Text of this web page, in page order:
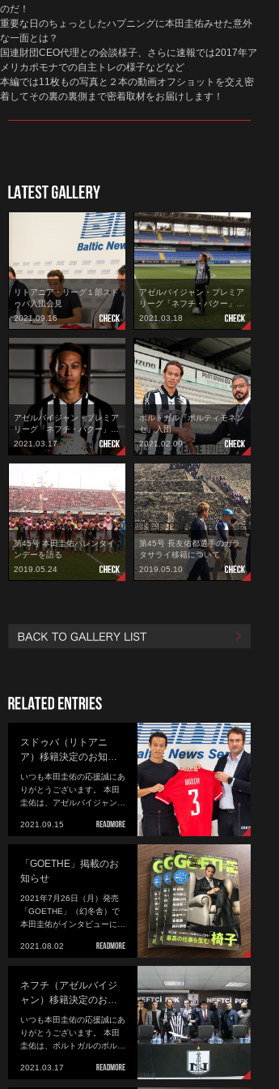
のだ！
重要な日のちょっとしたハプニングに本田圭佑みせた意外
な一面とは？
国連財団CEO代理との会談様子、さらに速報では2017年ア
メリカポモナでの自主トレの様子などなど
本編では11枚もの写真と２本の動画オフショットを交え密
着してその裏の裏側まで密着取材をお届けします！
リトアニア・リーグ１部スド
ゥバ入団会見
2021.09.16
アゼルバイジャン・プレミア
リーグ「ネフチ・バクー」…
2021.03.18
アゼルバイジャン・プレミア
リーグ「ネフチ・バクー」…
2021.03.17
ポルトガル『ポルティモネン
セ』入団
2021.02.09
第45号 本田圭佑バレンタイ
ンデーを語る
2019.05.24
第45号 長友佑都選手のガラ
タサライ移籍について
2019.05.10
スドゥバ（リトアニ
ア）移籍決定のお知…
いつも本田圭佑の応援誠にあ
りがとうございます。 本田
圭佑は、アゼルバイジャン…
2021.09.15
「GOETHE」掲載のお
知らせ
2021年7月26日（月）発売
「GOETHE」（幻冬舎）で
本田圭佑がインタビューに…
2021.08.02
ネフチ（アゼルバイジ
ャン）移籍決定のお…
いつも本田圭佑の応援誠にあ
りがとうございます。 本田
圭佑は、ポルトガルのポル…
2021.03.17